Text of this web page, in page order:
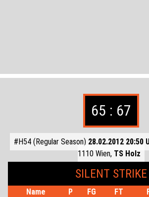
65 : 67
#H54 (Regular Season) 28.02.2012 20:50
1110 Wien, TS Holz
SILENT STRIKE
Name P FG FT